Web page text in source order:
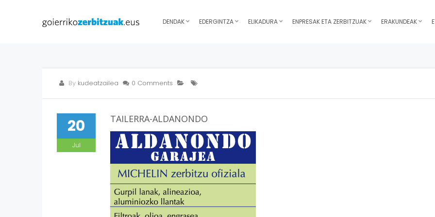
DENDAK EDERGINTZA ELIKADURA ENPRESAK ETA ZERBITZUAK ERAKUNDEAK
By kudeatzailea 0 Comments
20
Jul
TAILERRA-ALDANONDO